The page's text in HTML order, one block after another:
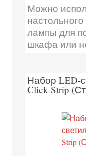
Можно
лампы для
шкафа или
Набор LED-
Click Strip